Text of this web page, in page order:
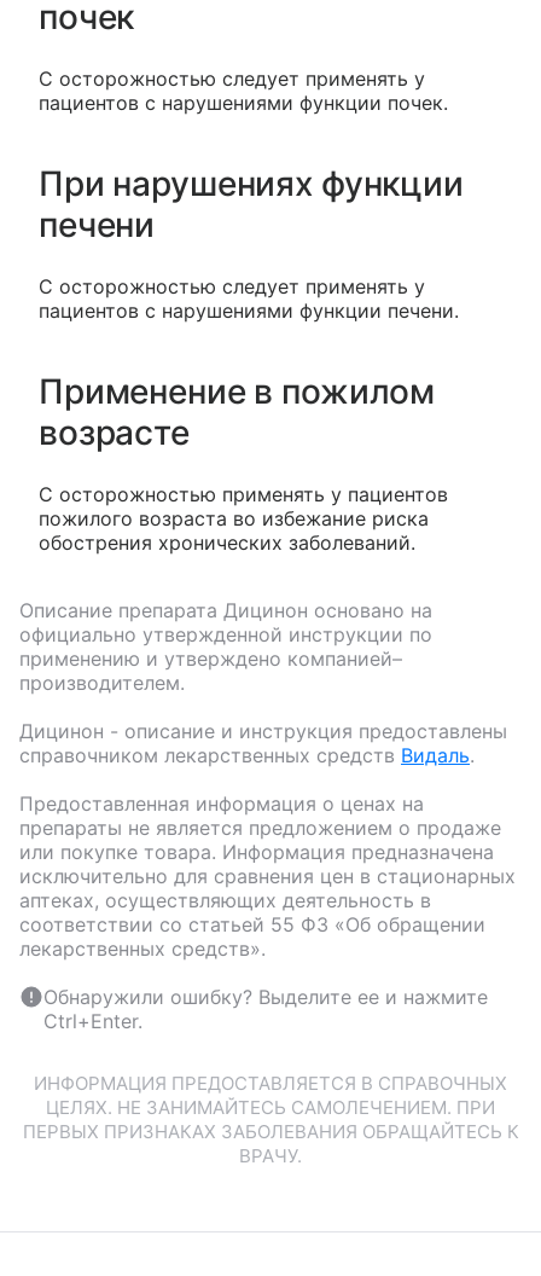
почек
С осторожностью следует применять у
пациентов с нарушениями функции почек.
При нарушениях функции
печени
С осторожностью следует применять у
пациентов с нарушениями функции печени.
Применение в пожилом
возрасте
С осторожностью применять у пациентов
пожилого возраста во избежание риска
обострения хронических заболеваний.
Описание препарата Дицинон основано на
официально утвержденной инструкции по
применению и утверждено компанией–
производителем.
Дицинон - описание и инструкция предоставлены
справочником лекарственных средств Видаль.
Предоставленная информация о ценах на
препараты не является предложением о продаже
или покупке товара. Информация предназначена
исключительно для сравнения цен в стационарных
аптеках, осуществляющих деятельность в
соответствии со статьей 55 ФЗ «Об обращении
лекарственных средств».
Обнаружили ошибку? Выделите ее и нажмите
Ctrl+Enter.
ИНФОРМАЦИЯ ПРЕДОСТАВЛЯЕТСЯ В СПРАВОЧНЫХ
ЦЕЛЯХ. НЕ ЗАНИМАЙТЕСЬ САМОЛЕЧЕНИЕМ. ПРИ
ПЕРВЫХ ПРИЗНАКАХ ЗАБОЛЕВАНИЯ ОБРАЩАЙТЕСЬ К
ВРАЧУ.